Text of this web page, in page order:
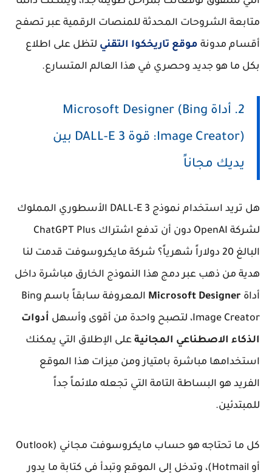
متابعة الشروحات المحدثة للمنصات الرقمية عبر تصفح
أقسام مدونة موقع تاريخكوا التقني لتظل على اطلاع
بكل ما هو جديد وحصري في هذا العالم المتسارع.
2. أداة Microsoft Designer (Bing
Image Creator): قوة DALL-E 3 بين
يديك مجاناً
هل تريد استخدام نموذج DALL-E 3 الأسطوري المملوك
لشركة OpenAI دون أن تدفع اشتراك ChatGPT Plus
البالغ 20 دولاراً شهرياً؟ شركة مايكروسوفت قدمت لنا
هدية من ذهب عبر دمج هذا النموذج الخارق مباشرة داخل
أداة Microsoft Designer
المعروفة سابقاً باسم Bing
Image Creator، لتصبح واحدة من أقوى وأسهل
أدوات
الذكاء الاصطناعي المجانية على الإطلاق التي يمكنك
استخدامها مباشرة بامتياز ومن ميزات هذا الموقع
الفريد هو البساطة التامة التي تجعله ملائماً جداً
للمبتدئين.
كل ما تحتاجه هو حساب مايكروسوفت مجاني (Outlook
أو Hotmail)، وتدخل إلى الموقع وتبدأ في كتابة ما يدور